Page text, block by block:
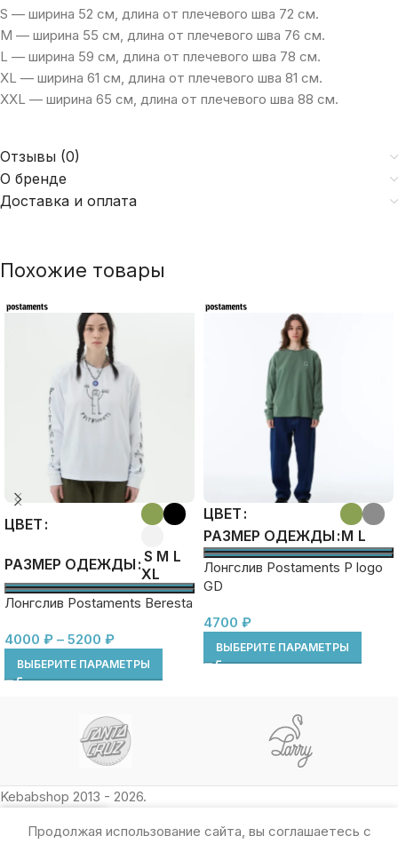
S — ширина 52 см, длина от плечевого шва 72 см.
M — ширина 55 см, длина от плечевого шва 76 см.
L — ширина 59 см, длина от плечевого шва 78 см.
XL — ширина 61 см, длина от плечевого шва 81 см.
XXL — ширина 65 см, длина от плечевого шва 88 см.
Отзывы (0)
О бренде
Доставка и оплата
Похожие товары
ЦВЕТ
РАЗМЕР ОДЕЖДЫ S M L
XL
Лонгслив Postaments Beresta
4000 ₽ – 5200 ₽
ВЫБЕРИТЕ ПАРАМЕТРЫ
ЦВЕТ
РАЗМЕР ОДЕЖДЫ M L
Лонгслив Postaments P logo
GD
4700 ₽
ВЫБЕРИТЕ ПАРАМЕТРЫ
Kebabshop 2013 - 2026.
Продолжая использование сайта, вы соглашаетесь с